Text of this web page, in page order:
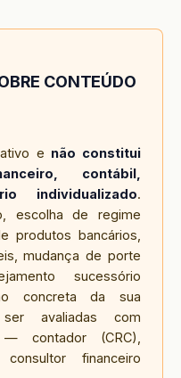
CONTEÚDO
e não constitui
contábil,
individualizado.
escolha de regime
produtos bancários,
mudança de porte
sucessório
concreta da sua
avaliadas com
— contador (CRC),
financeiro